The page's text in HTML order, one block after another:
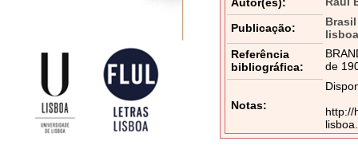
Publicação:
Referência
bibliográfica:
de
Notas:
http://